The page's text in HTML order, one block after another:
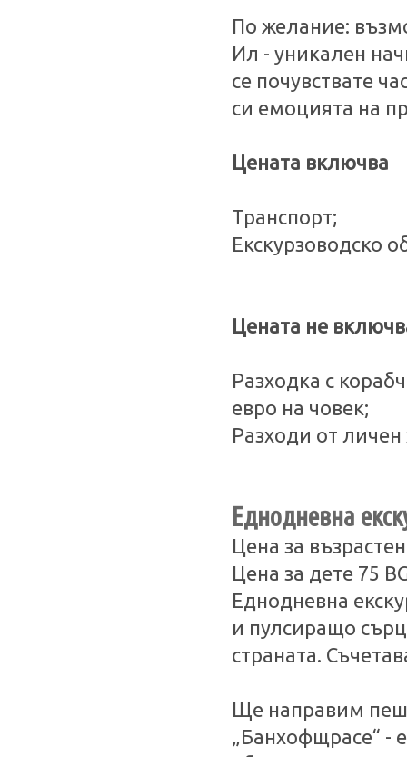
По желание:
Ил - уникален
се почувствате
си емоцията на
Цената включва
Транспорт;
Екскурзоводско
Цената не
Разходка с
евро на човек;
Разходи от личен
Еднодневна
Цена за
Цена за дете 75
Еднодневна
и пулсиращо
страната.
Ще направим
„Банхофщрасе“ -